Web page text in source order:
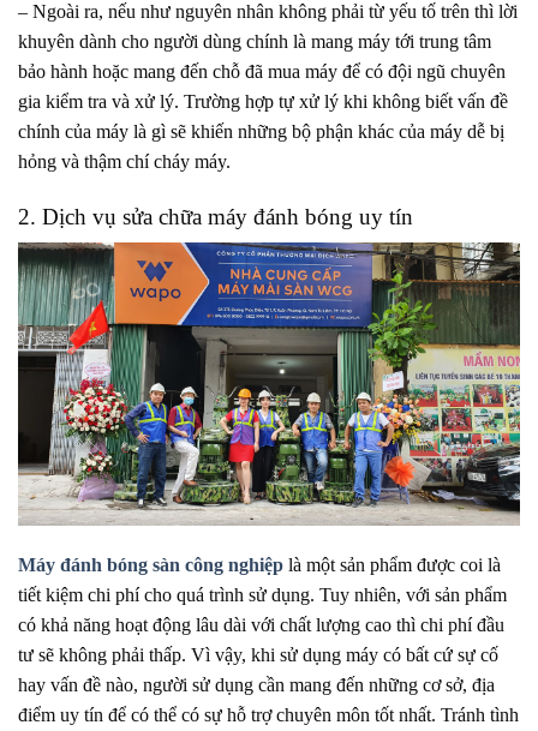
– Ngoài ra, nếu như nguyên nhân không phải từ yếu tố trên thì lời
khuyên dành cho người dùng chính là mang máy tới trung tâm
bảo hành hoặc mang đến chỗ đã mua máy để có đội ngũ chuyên
gia kiểm tra và xử lý. Trường hợp tự xử lý khi không biết vấn đề
chính của máy là gì sẽ khiến những bộ phận khác của máy dễ bị
hỏng và thậm chí cháy máy.
2. Dịch vụ sửa chữa máy đánh bóng uy tín
Máy đánh bóng sàn công nghiệp là một sản phẩm được coi là
tiết kiệm chi phí cho quá trình sử dụng. Tuy nhiên, với sản phẩm
có khả năng hoạt động lâu dài với chất lượng cao thì chi phí đầu
tư sẽ không phải thấp. Vì vậy, khi sử dụng máy có bất cứ sự cố
hay vấn đề nào, người sử dụng cần mang đến những cơ sở, địa
điểm uy tín để có thể có sự hỗ trợ chuyên môn tốt nhất. Tránh tình